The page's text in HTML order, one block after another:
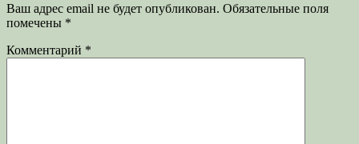
Ваш адрес email не будет опубликован. Обязательные поля
помечены *
Комментарий *